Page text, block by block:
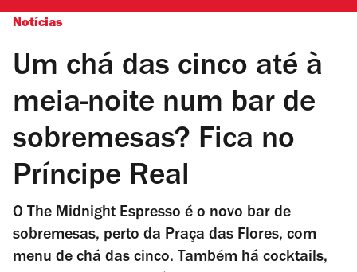
Notícias
Um chá das cinco até à
meia-noite num bar de
sobremesas? Fica no
Príncipe Real
O The Midnight Espresso é o novo bar de
sobremesas, perto da Praça das Flores, com
menu de chá das cinco. Também há cocktails,